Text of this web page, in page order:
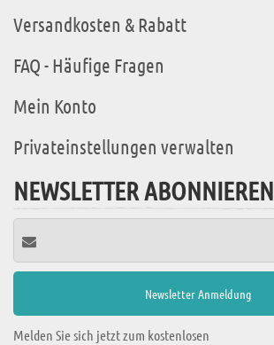
Versandkosten & Rabatt
FAQ - Häufige Fragen
Mein Konto
Privateinstellungen verwalten
NEWSLETTER ABONNIEREN
Melden Sie sich jetzt zum kostenlosen